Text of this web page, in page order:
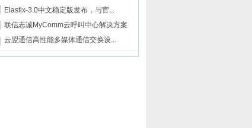
Elastix-3.0中文稳定版发布，与官...
联信志诚MyComm云呼叫中心解决方案
云翌通信高性能多媒体通信交换设...